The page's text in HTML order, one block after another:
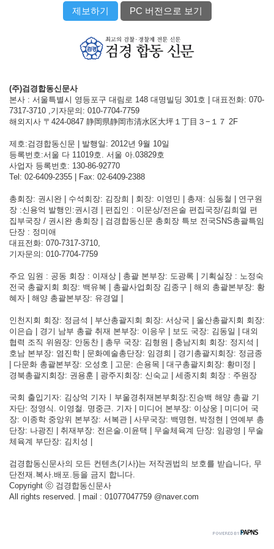
제보하기 PC 버전으로 보기
(주)검경합동신문사
본사 : 서울특별시 영등포구 대림로 148 대명빌딩 301호 | 대표전화: 070-
7317-3710 ,기자문의: 010-7704-7759
해외지사 〒424-0847 静岡県静岡市清水区大坪１丁目３−１７ 2F
제호:검경합동신문 | 발행일: 2012년 9월 10일
등록번호:서울 다 11019호. 서울 아.03829호
사업자 등록번호: 130-86-92770
Tel: 02-6409-2355 | Fax: 02-6409-2388
총회장: 권시완 | 수석회장: 김장희 | 회장: 이영민 | 총재: 심동철 | 연구원
장 :신용억 발행인:권시경 | 편집인 : 이문상/전은술 편집국장/김희열 편
집부국장 / 권시완 총회장 | 검경합동신문 총회장 특보 전국SNS총괄특임
단장 : 정미애
대표전화: 070-7317-3710,
기자문의: 010-7704-7759
주요 임원 : 공동 회장 : 이재상 | 총괄 본부장: 도광록 | 기획실장 : 노정숙
전국 총괄지회 회장: 백유복 | 총괄사업회장 김종구 | 해외 총괄본부장: 황
혜자 | 해양 총괄본부장: 유경열 |
인천지회 회장: 정금석 | 부산총괄지회 회장: 서상국 | 울산총괄지회 회장:
이은습 | 경기 남부 총괄 취재 본부장: 이응우 | 보도 국장: 김동일 | 대외
협력 조직 위원장: 안동찬 | 총무 국장: 김형원 | 충남지회 회장: 정지석 |
호남 본부장: 염진학 | 문화예술총단장: 임경희 | 경기총괄지회장: 정금종
| 다문화 총괄본부장: 오성호 | 고문: 손용목 | 대구총괄지회장: 황미정 |
경북총괄지회장: 권용훈 | 광주지회장: 신숙교 | 세종지회 회장 : 주원장
국회 출입기자: 김상억 기자ㅣ부울경취재본부회장:진승백 해양 총괄 기
자단: 정영식. 이영철. 명중근. 기자 | 미디어 본부장: 이상웅 | 미디어 국
장: 이종학 중앙위 본부장: 서복관 | 사무국장: 백명현, 박정현 | 연예부 총
단장: 나광진 | 취재부장: 전은술.이윤택 | 무술체육계 단장: 임광영 | 무술
체육계 부단장: 김치성 |
검경합동신문사의 모든 컨텐츠(기사)는 저작권법의 보호를 받습니다, 무
단전재.복사.배포.등을 금지 합니다.
Copyright ⓒ 검경합동신문사
All rights reserved. | mail : 01077047759 @naver.com